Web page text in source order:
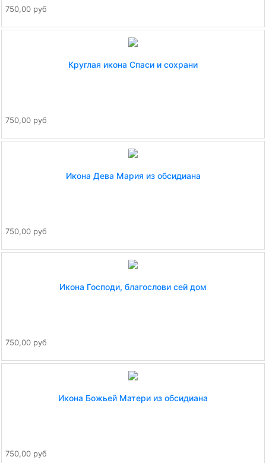
750,00 руб
Круглая икона Спаси и сохрани
750,00 руб
Икона Дева Мария из обсидиана
750,00 руб
Икона Господи, благослови сей дом
750,00 руб
Икона Божьей Матери из обсидиана
750,00 руб